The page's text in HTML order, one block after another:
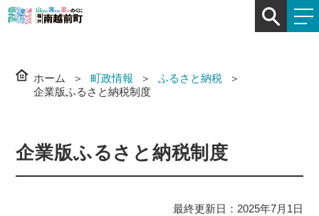
ホーム 町政情報
ふるさと納税
企業版ふるさと納税制度
企業版ふるさと納税制度
最終更新日：2025年7月1日